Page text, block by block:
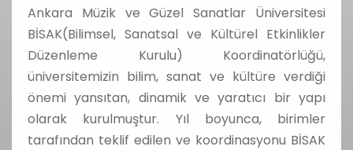
Ankara Müzik ve Güzel Sanatlar Üniversitesi
BİSAK(Bilimsel, Sanatsal ve Kültürel Etkinlikler
Düzenleme Kurulu) Koordinatörlüğü,
üniversitemizin bilim, sanat ve kültüre verdiği
önemi yansıtan, dinamik ve yaratıcı bir yapı
olarak kurulmuştur. Yıl boyunca, birimler
tarafından teklif edilen ve koordinasyonu BİSAK